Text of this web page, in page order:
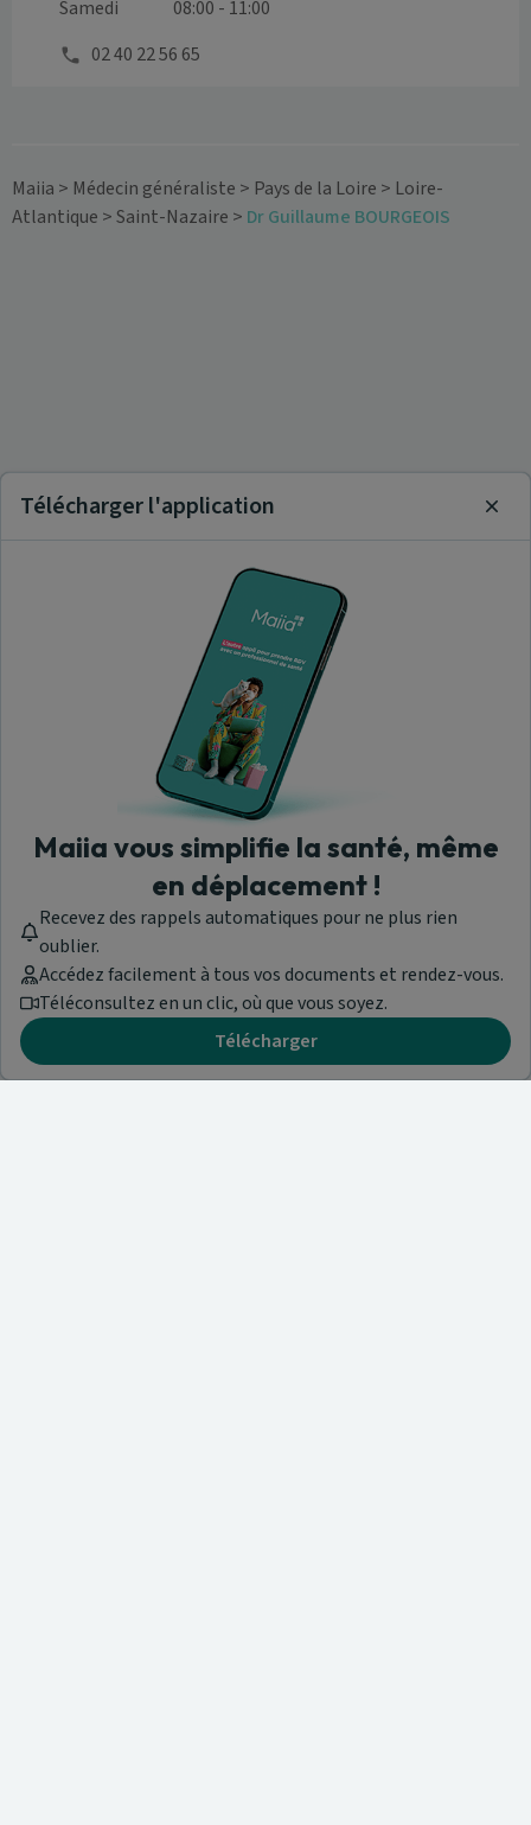
Samedi
08:00 - 11:00
02 40 22 56 65
Maiia > Médecin généraliste > Pays de la Loire > Loire-
Atlantique >Saint-Nazaire > Dr Guillaume BOURGEOIS
Télécharger l'application
Maiia vous simplifie la santé, même
en déplacement !
Recevez des rappels automatiques pour ne plus rien
oublier.
Accédez facilement à tous vos documents et rendez-vous.
Téléconsultez en un clic, où que vous soyez.
Télécharger